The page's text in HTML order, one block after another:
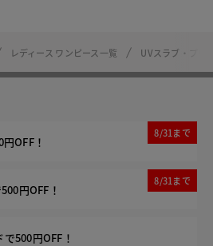
レディース ワンピース一覧 UVスラブ・プリ
OFF！
8/31まで
円OFF！
8/31まで
500円OFF！